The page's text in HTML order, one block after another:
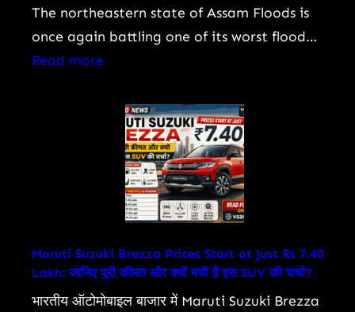
फिल्में,
‘महाभारत’
‘गजनी’
सफर
The northeastern state of Assam Floods is
once again battling one of its worst flood…
Read more
Floods
Visuals
Show
Submerged
Villages,
Lakhs
Affected
as
Death
Maruti Suzuki Brezza Prices Start at Just Rs 7.40
Lakh: जानिए पूरी कीमत और क्यों मची है इस SUV की चर्चा?
भारतीय ऑटोमोबाइल बाजार में Maruti Suzuki Brezza